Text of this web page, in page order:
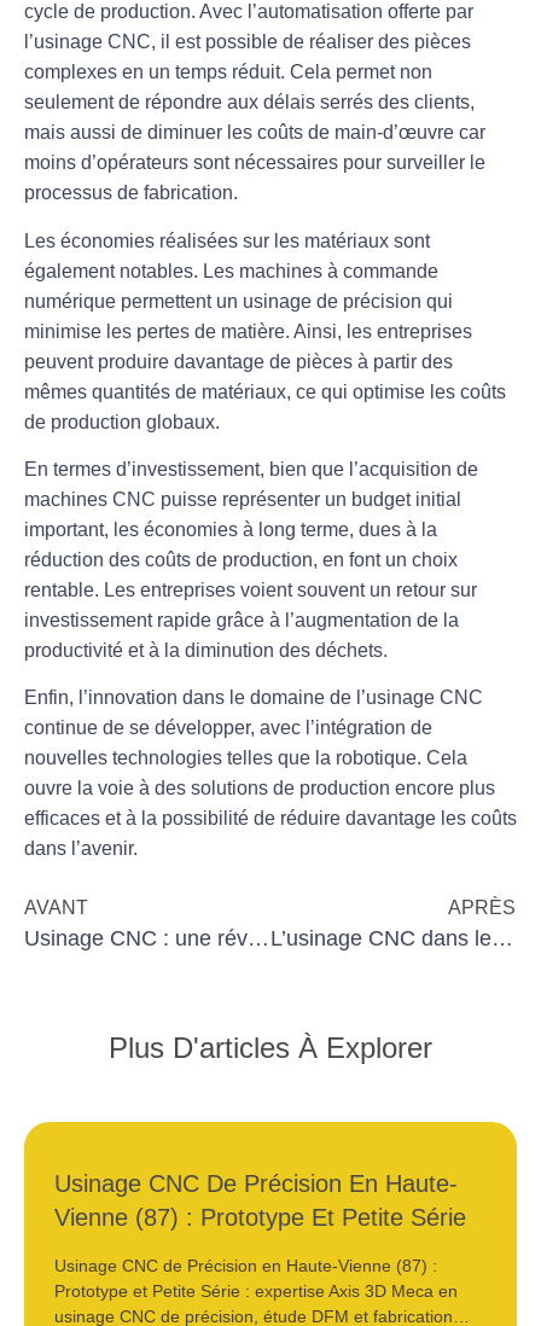
cycle de production. Avec l’automatisation offerte par
l’usinage CNC, il est possible de réaliser des pièces
complexes en un temps réduit. Cela permet non
seulement de répondre aux délais serrés des clients,
mais aussi de diminuer les coûts de main-d’œuvre car
moins d’opérateurs sont nécessaires pour surveiller le
processus de fabrication.
Les économies réalisées sur les matériaux sont
également notables. Les machines à commande
numérique permettent un usinage de précision qui
minimise les pertes de matière. Ainsi, les entreprises
peuvent produire davantage de pièces à partir des
mêmes quantités de matériaux, ce qui optimise les coûts
de production globaux.
En termes d’investissement, bien que l’acquisition de
machines CNC puisse représenter un budget initial
important, les économies à long terme, dues à la
réduction des coûts de production, en font un choix
rentable. Les entreprises voient souvent un retour sur
investissement rapide grâce à l’augmentation de la
productivité et à la diminution des déchets.
Enfin, l’innovation dans le domaine de l’usinage CNC
continue de se développer, avec l’intégration de
nouvelles technologies telles que la robotique. Cela
ouvre la voie à des solutions de production encore plus
efficaces et à la possibilité de réduire davantage les coûts
dans l’avenir.
AVANT
Usinage CNC : une révolution dans la fabrication aéronautique
APRÈS
L’usinage CNC dans le secteur de l’énergie : applications et tendances
Plus D'articles À Explorer
Usinage CNC De Précision En Haute-
Vienne (87) : Prototype Et Petite Série
Usinage CNC de Précision en Haute-Vienne (87) :
Prototype et Petite Série : expertise Axis 3D Meca en
usinage CNC de précision, étude DFM et fabrication…